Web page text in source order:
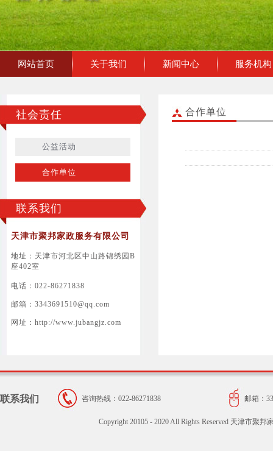
网站首页 关于我们 新闻中心 服务机构
社会责任
公益活动
合作单位
联系我们
天津市聚邦家政服务有限公司
地址：天津市河北区中山路锦绣园B
座402室
电话：022-86271838
邮箱：3343691510@qq.com
网址：http://www.jubangjz.com
合作单位
联系我们 咨询热线：022-86271838 邮箱：
Copyright 20105 - 2020 All Rights Reserved 天津市聚